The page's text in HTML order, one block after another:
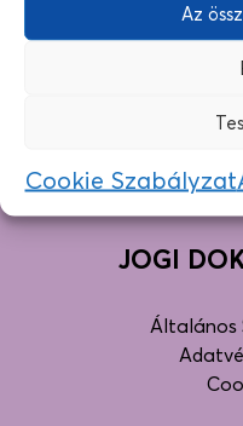
Az
Cookie Szabályzat
JOGI
Általános